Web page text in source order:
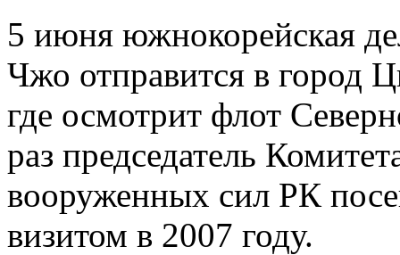
5 июня южнокорейская
Чжо отправится в город
где осмотрит флот
раз председатель
вооруженных сил РК
визитом в 2007 году.